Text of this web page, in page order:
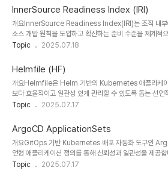
수십~수백 개의 인프라 단위를 일관되게 운영할 수 있다.1.
의 항목 설명 정의Terramate에서 디렉터리 기반으로 정
라 단위 구성체 (stack)로, 계층형 의존성 및 병렬 실행 지
모 인프라 구성을 효율적으로 분리, 병렬화, 제어하기 위한
구성 방법필요성Terraform의 모놀리식 또는 무분할 프로
징..
InnerSource Readiness Index (IRI)
개요InnerSource Readiness Index(IRI)는 조직 내부
소스 개발 원칙을 도입하고 확산하는 준비 수준을 체계적
는 평가 지표이다. 기업의 개발 문화, 협업 프로세스, 기술
성숙도를 가늠할 수 있도록 돕는다.1. 개념 및 정의 항목 설
이나 조직 내 InnerSource 도입 준비 상태를 진단하기 위
가 지표목적협업 기반 개발 문화 정착 여부와 시스템적 지
량적으로 파악필요성오픈소스 원칙 도입을 위한 조직문화
더십 등 다방면의 준비 요소 확인 필요2. 특징특징설명차별
부..
Topic 2025.07.18
Helmfile (HF)
개요Helmfile은 Helm 기반의 Kubernetes 애플리케
보다 효율적이고 일관성 있게 관리할 수 있도록 돕는 선언
이다. 여러 개의 Helm 차트를 버전별로 정의하고, 환경별
간결하게 구성할 수 있게 해준다.1. 개념 및 정의 항목 설명
Helmfile은 Helm 차트를 YAML 파일로 정의하여 쿠버네
리케이션을 선언적으로 관리하는 CLI 도구목적복잡한 다
환경을 코드로 관리하여, 일관성과 재현성을 확보필요성수
크립트 기반 배포의 비효율성과 불안정성을 개선하여
Topic 2025.07.17
ArgoCD ApplicationSets
개요GitOps 기반 Kubernetes 배포 자동화 도구인
언형 애플리케이션 정의를 통해 신뢰성과 일관성을 제공
만 수백 개 이상의 마이크로서비스, 클러스터, 환경(예:
Topic 2025.07.17